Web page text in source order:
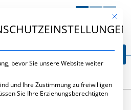
NLMit
bevor Sie unsere Website weiter
und Ihre Zustimmung zu freiwilligen
Sie Ihre Erziehungsberechtigten